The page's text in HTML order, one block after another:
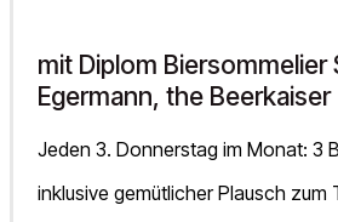
mit Diplom Biersommelier
Egermann, the Beerkaiser
Jeden 3. Donnerstag im Monat: 3
inklusive gemütlicher Plausch zum